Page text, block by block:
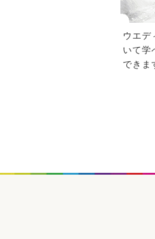
ウエデ
いて学
できま